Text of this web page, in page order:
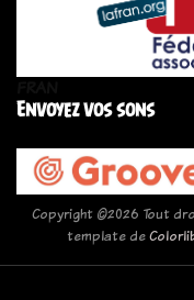
Envoyez vos sons
Copyright ©2026 Tout
template de